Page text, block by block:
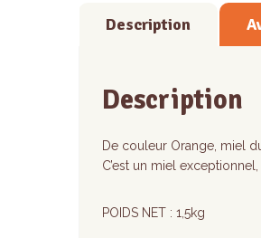
Description
Description
De couleur Orange, miel
C’est un miel
POIDS NET : 1,5kg